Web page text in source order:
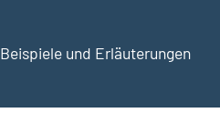
Beispiele und Erläuterungen